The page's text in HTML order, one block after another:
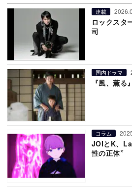
連載
ロックスタ
司
国内ドラマ
『風、薫
コラム
JOIとK、
性の正体”